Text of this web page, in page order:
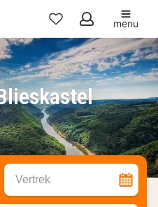
Mijn
favorieten
menu
Vertrek